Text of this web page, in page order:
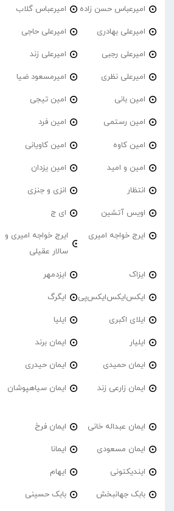
امیرعباس حسن زاده امیرعباس گلاب
امیرعلی بهادری امیرعلی حاجی
امیرعلی رجبی امیرعلی زند
امیرعلی نظری امیرمسعود ضیا
امین بانی امین تیجی
امین رستمی امین فرد
امین کاوه امین کاویانی
امین و امید امین یزدان
انتظار انزی و جنزی
اویس آتشین ای ج
ایرج خواجه امیری
ایرج خواجه امیری و
سالار عقیلی
ایزاک ایزدمهر
ایکس‌ایکس‌ایکس‌پی ایگرگ
ایلای اکبری ایلیا
ایلیار ایمان برند
ایمان حمیدی ایمان حیدری
ایمان زارعی زند ایمان سیاهپوشان
ایمان عبداله خانی ایمان فرخ
ایمان مسعودی ایمانا
ایندیکتونی ایهام
بابک جهانبخش بابک حسینی